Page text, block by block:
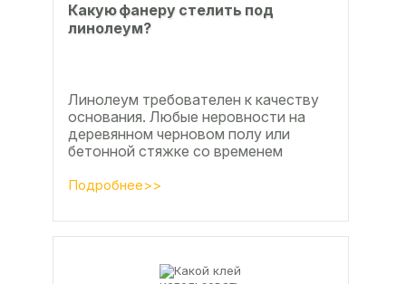
Какую фанеру стелить под
линолеум?
Линолеум требователен к качеству
основания. Любые неровности на
деревянном черновом полу или
бетонной стяжке со временем
Подробнее>>